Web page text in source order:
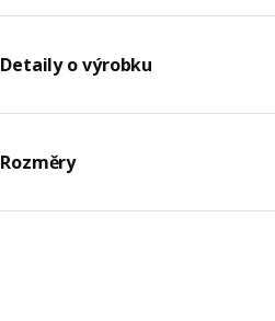
Detaily o výrobku
Rozměry